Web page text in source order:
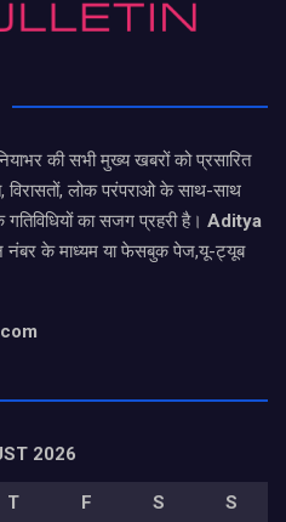
की सभी मुख्य खबरों को प्रसारित
लोक परंपराओ के साथ-साथ
गतिविधियों का सजग प्रहरी है। Aditya
नंबर के माध्यम या फेसबुक पेज,यू-ट्यूब
2026
T F S S